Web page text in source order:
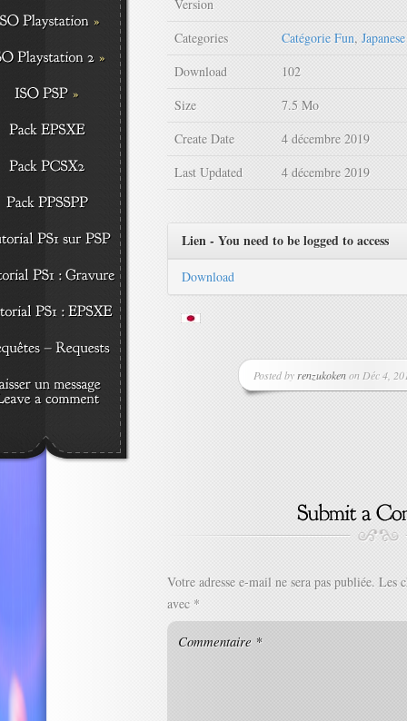
Version
Categories
Catégorie Fun,
Download
102
Size
7.5 Mo
Create Date
4 décembre 2019
Last Updated
4 décembre 2019
Lien - You need to be logged to access
Download
Posted by renzukokenon Déc 4,
Votre adresse e-mail ne sera pas publiée. Les
avec *